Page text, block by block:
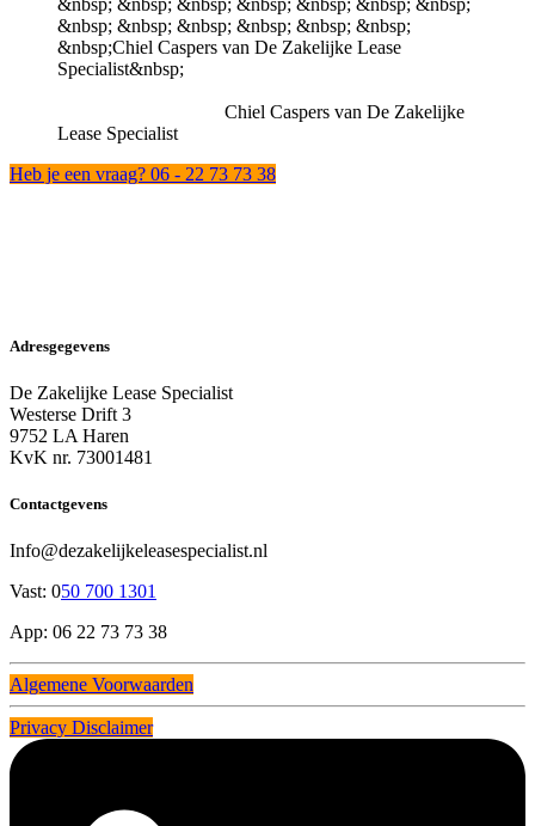
Chiel Caspers van De Zakelijke
Lease Specialist
Heb je een vraag? 06 - 22 73 73 38
Adresgegevens
De Zakelijke Lease Specialist
Westerse Drift 3
9752 LA Haren
KvK nr. 73001481
Contactgevens
Info@dezakelijkeleasespecialist.nl
Vast: 050 700 1301
App: 06 22 73 73 38
Algemene Voorwaarden
Privacy Disclaimer